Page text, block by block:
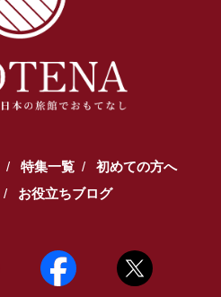
特集一覧
初めての方へ
お役立ちブログ